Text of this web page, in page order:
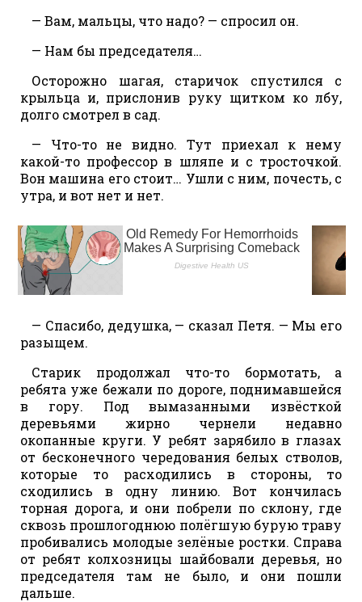
— Вам, мальцы, что надо? — спросил он.
— Нам бы председателя…
Осторожно шагая, старичок спустился с
крыльца и, прислонив руку щитком ко лбу,
долго смотрел в сад.
— Что-то не видно. Тут приехал к нему
какой-то профессор в шляпе и с тросточкой.
Вон машина его стоит… Ушли с ним, почесть, с
утра, и вот нет и нет.
— Спасибо, дедушка, — сказал Петя. — Мы его
разыщем.
Старик продолжал что-то бормотать, а
ребята уже бежали по дороге, поднимавшейся
в гору. Под вымазанными извёсткой
деревьями жирно чернели недавно
окопанные круги. У ребят зарябило в глазах
от бесконечного чередования белых стволов,
которые то расходились в стороны, то
сходились в одну линию. Вот кончилась
торная дорога, и они побрели по склону, где
сквозь прошлогоднюю полёгшую бурую траву
пробивались молодые зелёные ростки. Справа
от ребят колхозницы шайбовали деревья, но
председателя там не было, и они пошли
дальше.